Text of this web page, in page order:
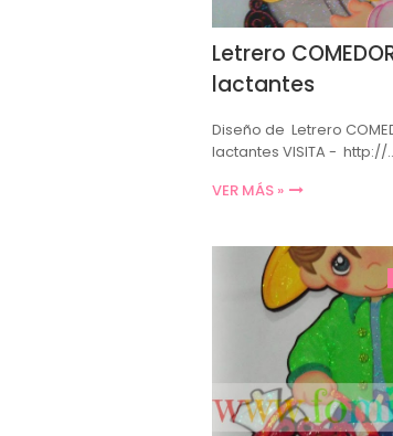
Letrero
lactantes
Diseño de Letrero
lactantes VISITA - http://
VER MÁS »